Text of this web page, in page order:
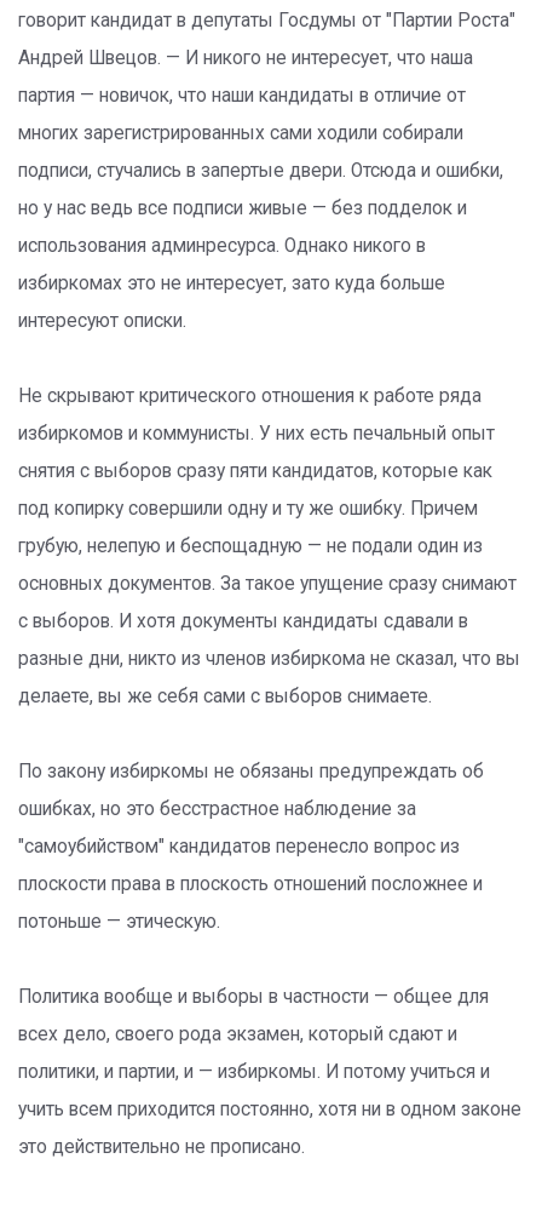
говорит кандидат в депутаты Госдумы от "Партии Роста"
Андрей Швецов. — И никого не интересует, что наша
партия — новичок, что наши кандидаты в отличие от
многих зарегистрированных сами ходили собирали
подписи, стучались в запертые двери. Отсюда и ошибки,
но у нас ведь все подписи живые — без подделок и
использования админресурса. Однако никого в
избиркомах это не интересует, зато куда больше
интересуют описки.
Не скрывают критического отношения к работе ряда
избиркомов и коммунисты. У них есть печальный опыт
снятия с выборов сразу пяти кандидатов, которые как
под копирку совершили одну и ту же ошибку. Причем
грубую, нелепую и беспощадную — не подали один из
основных документов. За такое упущение сразу снимают
с выборов. И хотя документы кандидаты сдавали в
разные дни, никто из членов избиркома не сказал, что вы
делаете, вы же себя сами с выборов снимаете.
По закону избиркомы не обязаны предупреждать об
ошибках, но это бесстрастное наблюдение за
"самоубийством" кандидатов перенесло вопрос из
плоскости права в плоскость отношений посложнее и
потоньше — этическую.
Политика вообще и выборы в частности — общее для
всех дело, своего рода экзамен, который сдают и
политики, и партии, и — избиркомы. И потому учиться и
учить всем приходится постоянно, хотя ни в одном законе
это действительно не прописано.